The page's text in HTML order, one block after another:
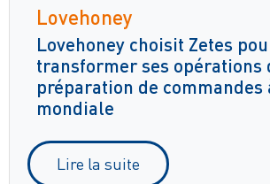
Lovehoney
Lovehoney choisit Zetes
transformer ses opérations
préparation de commandes
mondiale
Lire la suite